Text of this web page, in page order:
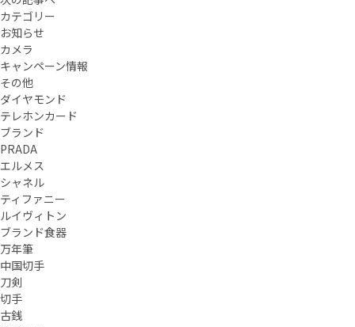
カテゴリー
お知らせ
カメラ
キャンペーン情報
その他
ダイヤモンド
テレホンカード
ブランド
PRADA
エルメス
シャネル
ティファニー
ルイヴィトン
ブランド食器
万年筆
中国切手
刀剣
切手
古銭